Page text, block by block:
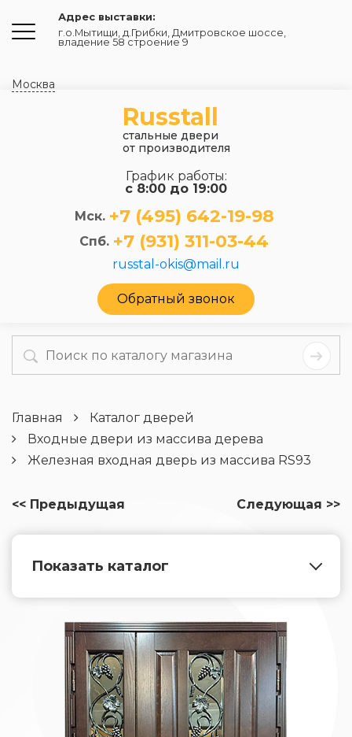
Адрес выставки:
г.о.Мытищи, д.Грибки, Дмитровское шоссе,
владение 58 строение 9
Москва
Russtall
стальные двери
от производителя
График работы:
с 8:00 до 19:00
Мск. +7 (495) 642-19-98
Спб. +7 (931) 311-03-44
russtal-okis@mail.ru
Обратный звонок
Главная
Каталог дверей
Входные двери из массива дерева
Железная входная дверь из массива RS93
<< Предыдущая Следующая >>
Показать каталог